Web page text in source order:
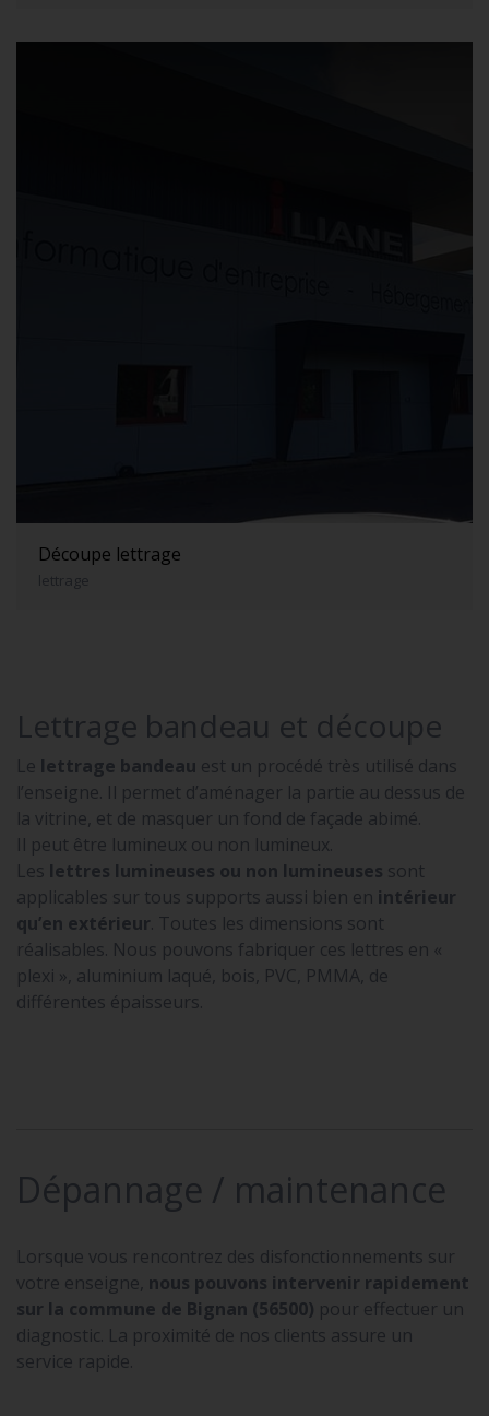
Découpe lettrage
lettrage
Lettrage bandeau et découpe
Le lettrage bandeau est un procédé très utilisé dans
l’enseigne. Il permet d’aménager la partie au dessus de
la vitrine, et de masquer un fond de façade abimé.
Il peut être lumineux ou non lumineux.
Les lettres lumineuses ou non lumineuses sont
applicables sur tous supports aussi bien en intérieur
qu’en extérieur. Toutes les dimensions sont
réalisables. Nous pouvons fabriquer ces lettres en «
plexi », aluminium laqué, bois, PVC, PMMA, de
différentes épaisseurs.
Dépannage / maintenance
Lorsque vous rencontrez des disfonctionnements sur
votre enseigne, nous pouvons intervenir rapidement
sur la commune de Bignan (56500) pour effectuer un
diagnostic. La proximité de nos clients assure un
service rapide.